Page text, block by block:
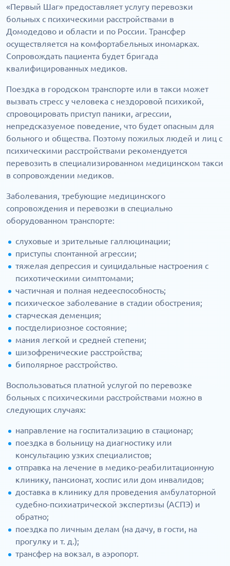
«Первый Шаг» предоставляет услугу перевозки
больных с психическими расстройствами в
Домодедово и области и по России. Трансфер
осуществляется на комфортабельных иномарках.
Сопровождать пациента будет бригада
квалифицированных медиков.
Поездка в городском транспорте или в такси может
вызвать стресс у человека с нездоровой психикой,
спровоцировать приступ паники, агрессии,
непредсказуемое поведение, что будет опасным для
больного и общества. Поэтому пожилых людей и лиц с
психическими расстройствами рекомендуется
перевозить в специализированном медицинском такси
в сопровождении медиков.
Заболевания, требующие медицинского
сопровождения и перевозки в специально
оборудованном транспорте:
слуховые и зрительные галлюцинации;
приступы спонтанной агрессии;
тяжелая депрессия и суицидальные настроения с
психотическими симптомами;
частичная и полная недееспособность;
психическое заболевание в стадии обострения;
старческая деменция;
постделириозное состояние;
мания легкой и средней степени;
шизофренические расстройства;
биполярное расстройство.
Воспользоваться платной услугой по перевозке
больных с психическими расстройствами можно в
следующих случаях:
направление на госпитализацию в стационар;
поездка в больницу на диагностику или
консультацию узких специалистов;
отправка на лечение в медико-реабилитационную
клинику, пансионат, хоспис или дом инвалидов;
доставка в клинику для проведения амбулаторной
судебно-психиатрической экспертизы (АСПЭ) и
обратно;
поездка по личным делам (на дачу, в гости, на
прогулку и т. д.);
трансфер на вокзал, в аэропорт.